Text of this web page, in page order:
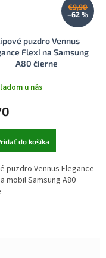
€9,90
–62 %
puzdro Vennus
Flexi na Samsung
A80 čierne
u nás
do košíka
puzdro Vennus Elegance
mobil Samsung A80